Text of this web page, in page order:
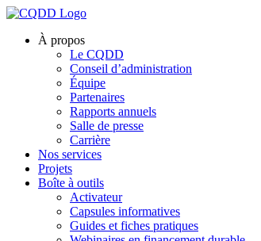
À propos
Le CQDD
Conseil d’administration
Équipe
Partenaires
Rapports annuels
Salle de presse
Carrière
Nos services
Projets
Boîte à outils
Activateur
Capsules informatives
Guides et fiches pratiques